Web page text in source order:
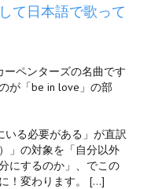
て日本語で歌って
ペンターズの名曲です
が「be in love」の部
いる必要がある」が直訳
」の対象を「自分以外
にするのか」、でこの
！変わります。 […]